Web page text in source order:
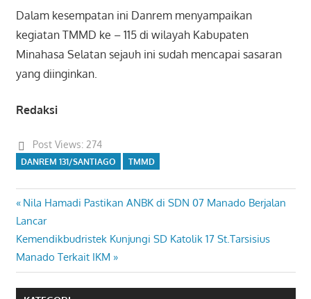
Dalam kesempatan ini Danrem menyampaikan
kegiatan TMMD ke – 115 di wilayah Kabupaten
Minahasa Selatan sejauh ini sudah mencapai sasaran
yang diinginkan.
Redaksi
Post Views: 274
DANREM 131/SANTIAGO TMMD
Navigasi
pos
Previous
Post:
Nila Hamadi Pastikan ANBK di SDN 07 Manado Berjalan
Lancar
Next
Post:
Kemendikbudristek Kunjungi SD Katolik 17 St.Tarsisius
Manado Terkait IKM